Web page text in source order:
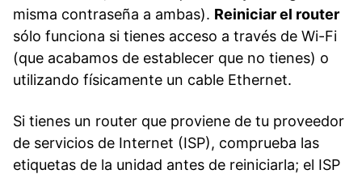
misma contraseña a ambas). Reiniciar el router
sólo funciona si tienes acceso a través de Wi-Fi
(que acabamos de establecer que no tienes) o
utilizando físicamente un cable Ethernet.
Si tienes un router que proviene de tu proveedor
de servicios de Internet (ISP), comprueba las
etiquetas de la unidad antes de reiniciarla; el ISP